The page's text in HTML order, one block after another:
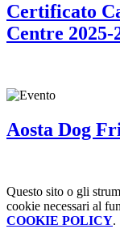
Certificato
Centre 2025-
Aosta Dog
Questo sito o gli
cookie necessari al
COOKIE POLICY.